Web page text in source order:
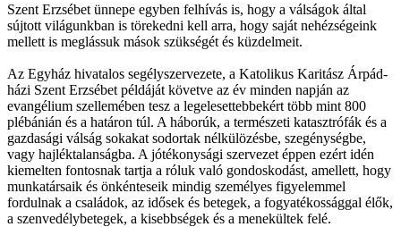
Szent Erzsébet ünnepe egyben felhívás is, hogy a válságok által
sújtott világunkban is törekedni kell arra, hogy saját nehézségeink
mellett is meglássuk mások szükségét és küzdelmeit.
Az Egyház hivatalos segélyszervezete, a Katolikus Karitász Árpád-
házi Szent Erzsébet példáját követve az év minden napján az
evangélium szellemében tesz a legelesettebbekért több mint 800
plébánián és a határon túl. A háborúk, a természeti katasztrófák és a
gazdasági válság sokakat sodortak nélkülözésbe, szegénységbe,
vagy hajléktalanságba. A jótékonysági szervezet éppen ezért idén
kiemelten fontosnak tartja a róluk való gondoskodást, amellett, hogy
munkatársaik és önkénteseik mindig személyes figyelemmel
fordulnak a családok, az idősek és betegek, a fogyatékossággal élők,
a szenvedélybetegek, a kisebbségek és a menekültek felé.